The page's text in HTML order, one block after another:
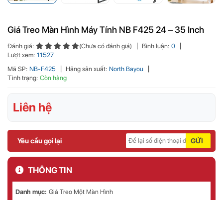
Giá Treo Màn Hình Máy Tính NB F425 24 – 35 Inch
Đánh giá: (Chưa có đánh giá) Bình luận: 0
Lượt xem: 11527
Mã SP: NB-F425 Hãng sản xuất: North Bayou
Tình trạng: Còn hàng
Liên hệ
Yêu cầu gọi lại GỬI
THÔNG TIN
Danh mục: Giá Treo Một Màn Hình